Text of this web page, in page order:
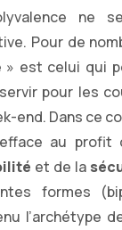
ne
Pour de
» est celui qui
pour les
end. Dans ce
au profit
et de la
formes
l’archétype